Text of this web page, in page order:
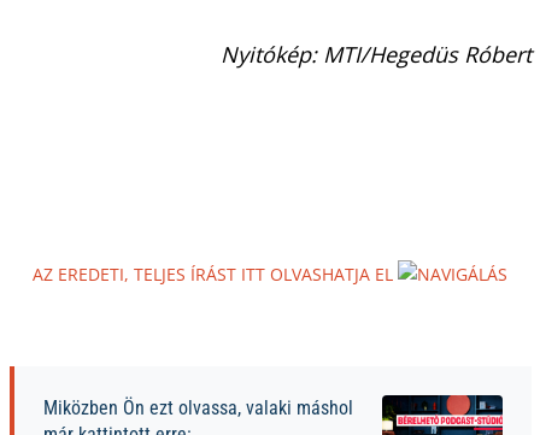
Nyitókép: MTI/Hegedüs Róbert
AZ EREDETI, TELJES ÍRÁST ITT OLVASHATJA EL
Miközben Ön ezt olvassa, valaki máshol